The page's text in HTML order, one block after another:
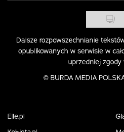
Dalsze rozpowszechnianie
opublikowanych w serwisie w
uprzedniej zgody
© BURDA MEDIA
Elle.pl